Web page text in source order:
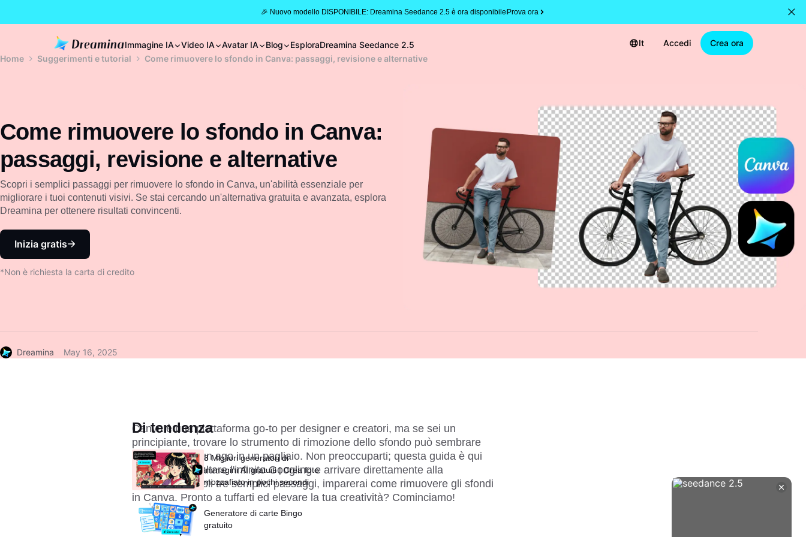
🎉 Nuovo modello DISPONIBILE: Dreamina Seedance 2.5 è ora disponibileProva ora
Immagine IA Video IA Avatar IA Blog EsploraDreamina Seedance 2.5 It Accedi
Crea ora
Home
Suggerimenti e tutorial Come rimuovere lo sfondo in Canva: passaggi, revisione e alternative
Come rimuovere lo sfondo in Canva:
passaggi, revisione e alternative
Scopri i semplici passaggi per rimuovere lo sfondo in Canva, un'abilità essenziale per
migliorare i tuoi contenuti visivi. Se stai cercando un'alternativa gratuita e avanzata, esplora
Dreamina per ottenere risultati convincenti.
Inizia gratis
*Non è richiesta la carta di credito
Dreamina May 16, 2025
Canva è una piattaforma go-to per designer e creatori, ma se sei un
principiante, trovare lo strumento di rimozione dello sfondo può sembrare
come cercare un ago in un pagliaio. Non preoccuparti; questa guida è qui
per aiutarti a saltare l'infinito Googling e arrivare direttamente alla
creazione. In soli tre semplici passaggi, imparerai come rimuovere gli sfondi
in Canva. Pronto a tuffarti ed elevare la tua creatività? Cominciamo!
Di tendenza
3 Migliori generatori di
immagini AI gratuiti | Crea foto
mozzafiato in pochi secondi
Generatore di carte Bingo
gratuito